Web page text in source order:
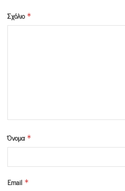
Σχόλιο *
Όνομα *
Email *